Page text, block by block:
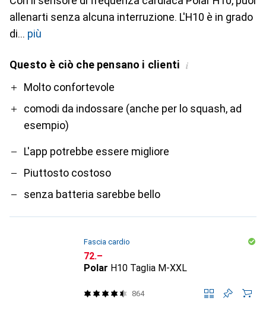
allenarti senza alcuna interruzione. L'H10 è in grado
di
più
Questo è ciò che pensano i clienti i
ProMolto confortevole
comodi da indossare (anche per lo squash, ad
esempio)
Contro
L'app potrebbe essere migliore
Piuttosto costoso
senza batteria sarebbe bello
Fascia cardio
CHF
72.–
Polar H10 Taglia M-XXL
864